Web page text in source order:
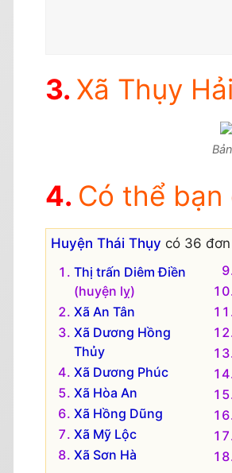
Xã Thụy
Có thể bạn
Huyện Thái Thụy có 36
Thị trấn Diêm Điền
(huyện lỵ)
Xã An Tân
Xã Dương Hồng
Thủy
Xã Dương Phúc
Xã Hòa An
Xã Hồng Dũng
Xã Mỹ Lộc
Xã Sơn Hà